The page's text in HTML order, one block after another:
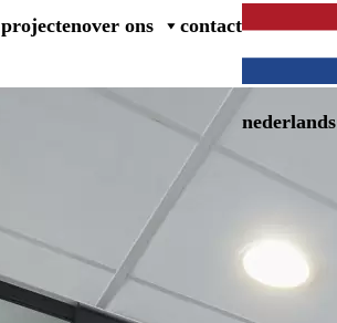
projectenover ons contact
nederlands